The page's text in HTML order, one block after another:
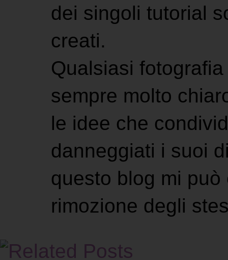
dei singoli tutorial
creati.
Qualsiasi
sempre molto
le idee che
danneggiati i suoi
questo blog mi
rimozione degli